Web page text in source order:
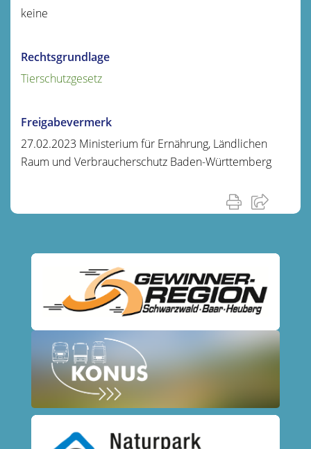
keine
Rechtsgrundlage
Tierschutzgesetz
Freigabevermerk
27.02.2023 Ministerium für Ernährung, Ländlichen
Raum und Verbraucherschutz Baden-Württemberg